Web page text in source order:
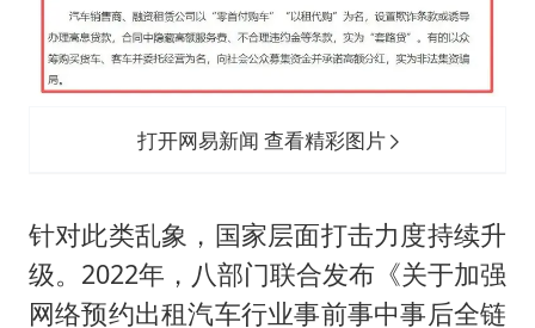
打开网易新闻 查看精彩图片
针对此类乱象，国家层面打击力度持续升
级。2022年，八部门联合发布《关于加强
网络预约出租汽车行业事前事中事后全链